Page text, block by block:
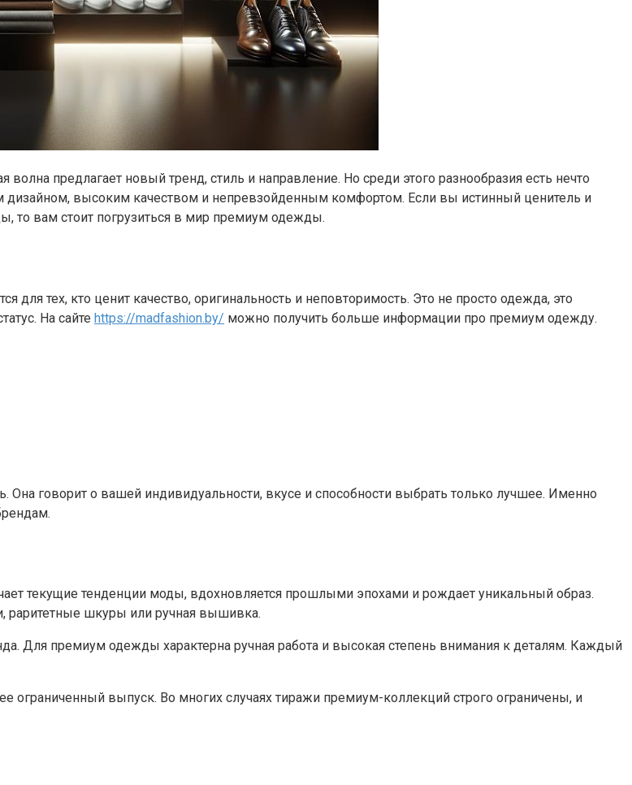
предлагает новый тренд, стиль и направление. Но среди этого разнообразия есть нечто
высоким качеством и непревзойденным комфортом. Если вы истинный ценитель и
то вам стоит погрузиться в мир премиум одежды.
тех, кто ценит качество, оригинальность и неповторимость. Это не просто одежда, это
На сайте https://madfashion.by/ можно получить больше информации про премиум одежду.
говорит о вашей индивидуальности, вкусе и способности выбрать только лучшее. Именно
текущие тенденции моды, вдохновляется прошлыми эпохами и рождает уникальный образ.
раритетные шкуры или ручная вышивка.
Для премиум одежды характерна ручная работа и высокая степень внимания к деталям. Каждый
ограниченный выпуск. Во многих случаях тиражи премиум-коллекций строго ограничены, и